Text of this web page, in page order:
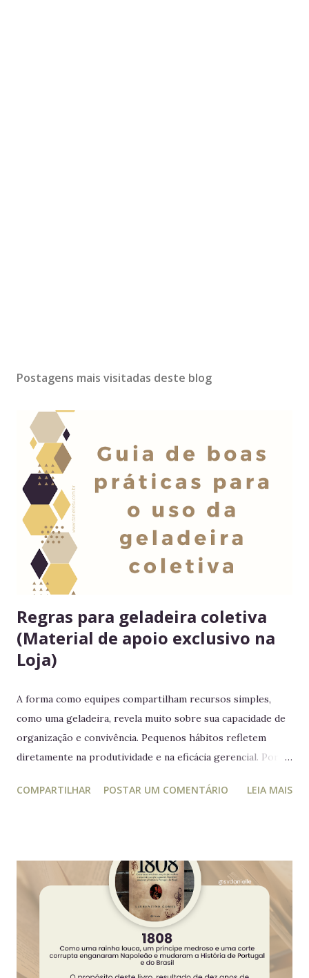
Postagens mais visitadas deste blog
Regras para geladeira coletiva
(Material de apoio exclusivo na
Loja)
A forma como equipes compartilham recursos simples,
como uma geladeira, revela muito sobre sua capacidade de
organização e convivência. Pequenos hábitos refletem
diretamente na produtividade e na eficácia gerencial. Por
da educação estratégica e gerencial : respeito ao espaço
convivência e evita conflitos desnecessários. 2. Organize
seus alimentos em um único espaço Facilita o controle da
validade e mantém a geladeira práticas para todos. 3.
Consuma apenas o que é seu Evita mal-entendidos e
reforça a confiança entre colegas. 4. Derramou algo? Limpe
na hora Higiene imediata garante um ambiente limpo e
COMPARTILHAR POSTAR UM COMENTÁRIO LEIA MAIS